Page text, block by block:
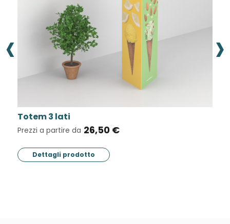
Totem 3 lati
Prezzi a partire da 26,50 €
Dettagli prodotto
‹ ›